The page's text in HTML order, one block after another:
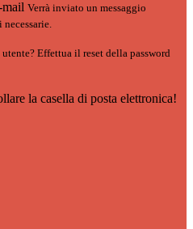
Verrà inviato un messaggio
Effettua il reset della password
la casella di posta elettronica!